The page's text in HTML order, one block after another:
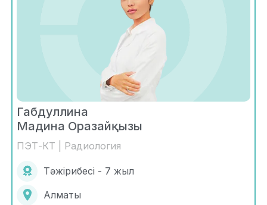
Габдуллина
Мадина Оразайқызы
ПЭТ-КТ | Радиология
Тәжірибесі - 7 жыл
Алматы